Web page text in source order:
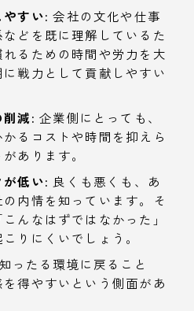
すい: 会社の文化や仕事
どを既に理解しているた
るための時間や労力を大
戦力として貢献しやすい
減: 企業側にとっても、
るコストや時間を抑えら
あります。
が低い: 良くも悪くも、あ
内情を知っています。そ
んなはずではなかった」
りにくいでしょう。
ったる環境に戻ること
得やすいという側面があ